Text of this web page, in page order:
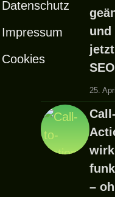
Datenschutz
Impressum
Cookies
und
25.
–